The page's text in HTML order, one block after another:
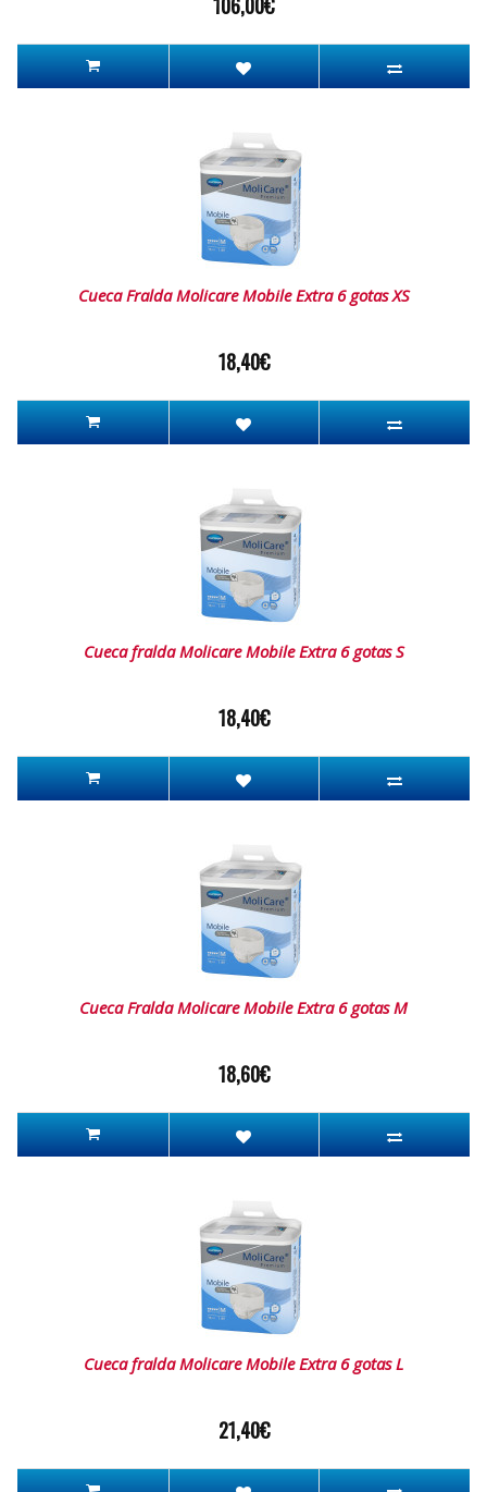
Cueca Fralda Molicare Mobile Extra 6 gotas XS
18,40€
Cueca fralda Molicare Mobile Extra 6 gotas S
18,40€
Cueca Fralda Molicare Mobile Extra 6 gotas M
18,60€
Cueca fralda Molicare Mobile Extra 6 gotas L
21,40€